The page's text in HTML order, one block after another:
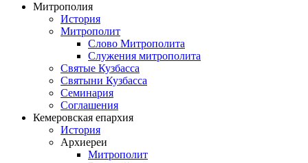
Митрополия
История
Митрополит
Слово Митрополита
Служения митрополита
Святые Кузбасса
Святыни Кузбасса
Семинария
Соглашения
Кемеровская епархия
История
Архиереи
Митрополит